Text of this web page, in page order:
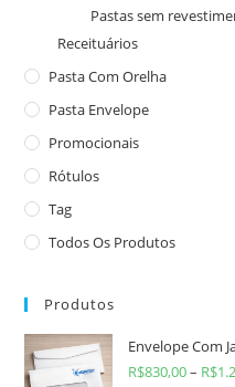
Pastas sem
Receituários
Pasta Com Orelha
Pasta Envelope
Promocionais
Rótulos
Tag
Todos Os Produtos
Produtos
Envelope Com
R$830,00– R$